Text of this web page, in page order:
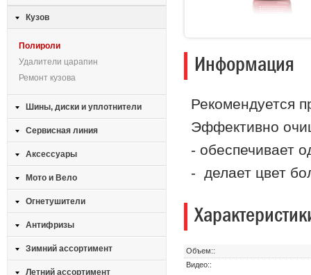
Кузов
Полироли
Удалители царапин
Ремонт кузова
Шины, диски и уплотнители
Сервисная линия
Аксессуары
Мото и Вело
Огнетушители
Антифризы
Зимний ассортимент
Летний ассортимент
Информация
Рекомендуется
Эффективно
- обеспечивает
- делает цвет
Объем::
Видео::